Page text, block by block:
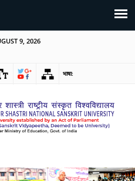
9, 2026
भाषा: